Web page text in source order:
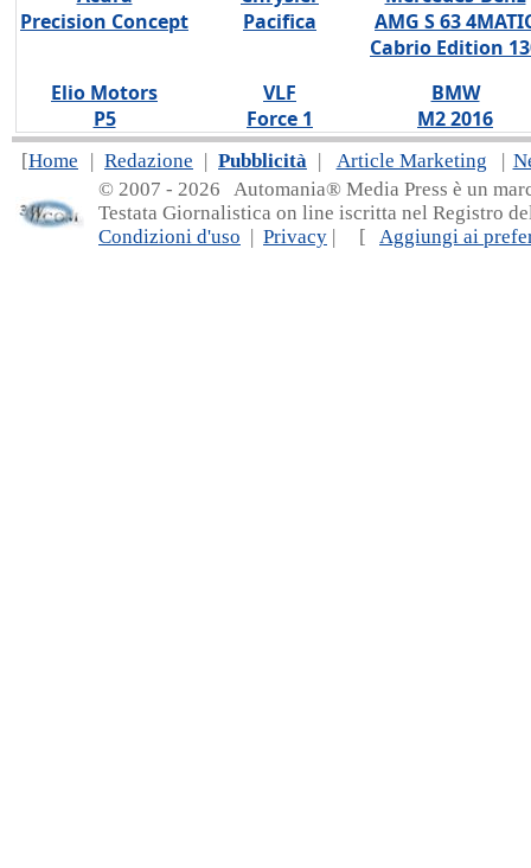
Precision Concept
Pacifica
AMG S 63
Cabrio Edition
Elio Motors
P5
VLF
Force 1
BMW
M2 2016
[Home | Redazione | Pubblicità | Article Marketing |
© 2007 - 2026 Automania® Media Press è un
Testata Giornalistica on line iscritta nel Registro
Condizioni d'uso | Privacy | [ Aggiungi ai